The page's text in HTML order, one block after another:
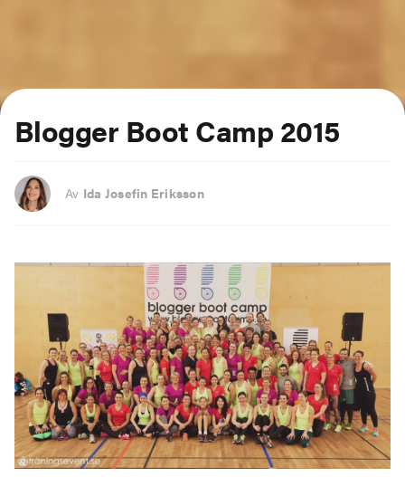
Blogger Boot Camp 2015
Av Ida Josefin Eriksson